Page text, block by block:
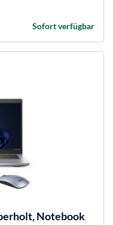
Sofort verfügbar
Notebook